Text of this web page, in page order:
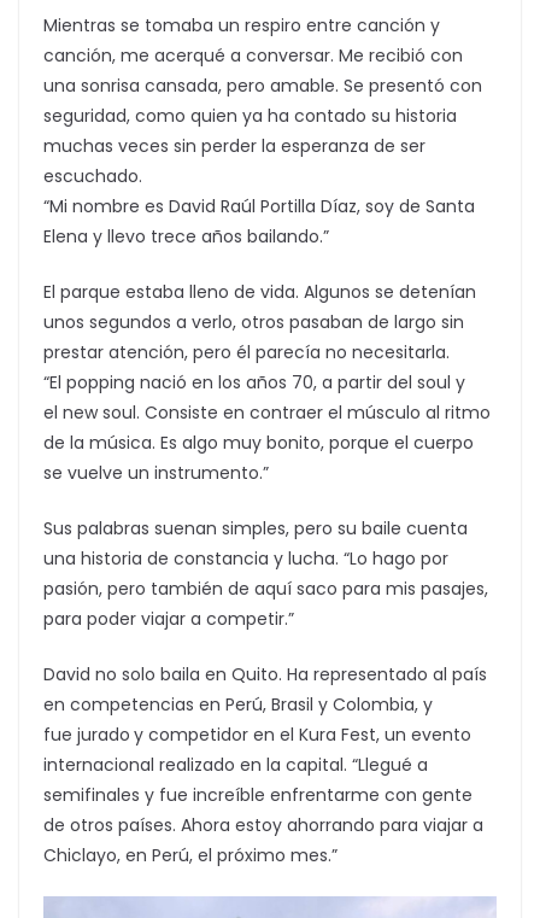
Mientras se tomaba un respiro entre canción y
canción, me acerqué a conversar. Me recibió con
una sonrisa cansada, pero amable. Se presentó con
seguridad, como quien ya ha contado su historia
muchas veces sin perder la esperanza de ser
escuchado.
“Mi nombre es David Raúl Portilla Díaz, soy de Santa
Elena y llevo trece años bailando.”
El parque estaba lleno de vida. Algunos se detenían
unos segundos a verlo, otros pasaban de largo sin
prestar atención, pero él parecía no necesitarla.
“El popping nació en los años 70, a partir del soul y
el new soul. Consiste en contraer el músculo al ritmo
de la música. Es algo muy bonito, porque el cuerpo
se vuelve un instrumento.”
Sus palabras suenan simples, pero su baile cuenta
una historia de constancia y lucha. “Lo hago por
pasión, pero también de aquí saco para mis pasajes,
para poder viajar a competir.”
David no solo baila en Quito. Ha representado al país
en competencias en Perú, Brasil y Colombia, y
fue jurado y competidor en el Kura Fest, un evento
internacional realizado en la capital. “Llegué a
semifinales y fue increíble enfrentarme con gente
de otros países. Ahora estoy ahorrando para viajar a
Chiclayo, en Perú, el próximo mes.”